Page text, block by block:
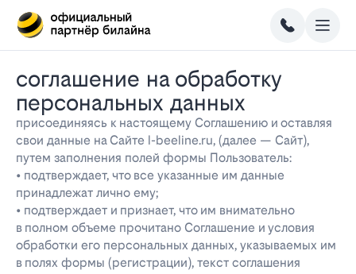
соглашение на обработку
персональных данных
присоединяясь к настоящему Соглашению и оставляя
свои данные на Сайте l-beeline.ru, (далее — Сайт),
путем заполнения полей формы Пользователь:
• подтверждает, что все указанные им данные
принадлежат лично ему;
• подтверждает и признает, что им внимательно
в полном объеме прочитано Соглашение и условия
обработки его персональных данных, указываемых им
в полях формы (регистрации), текст соглашения